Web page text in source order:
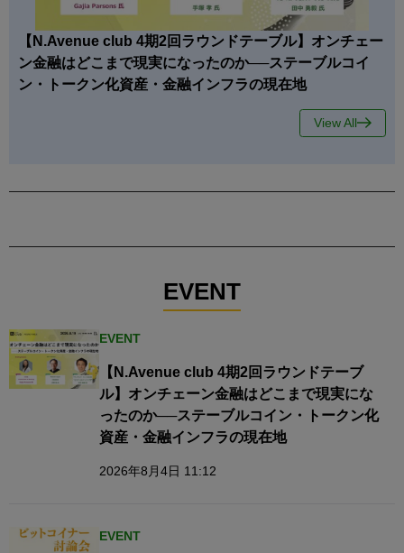
【N.Avenue club 4期2回ラウンドテーブル】オンチェー
ン金融はどこまで現実になったのか──ステーブルコイ
ン・トークン化資産・金融インフラの現在地
View All
EVENT
EVENT
【N.Avenue club 4期2回ラウンドテーブ
ル】オンチェーン金融はどこまで現実にな
ったのか──ステーブルコイン・トークン化
資産・金融インフラの現在地
2026年8月4日 11:12
EVENT